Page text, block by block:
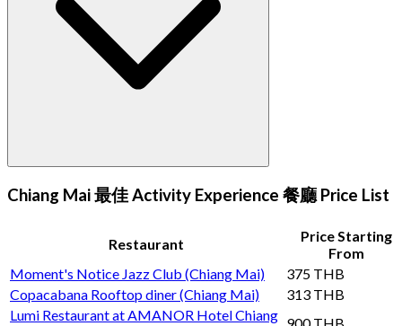
Chiang Mai 最佳 Activity Experience 餐廳 Price List
Restaurant
Price Starting
From
Moment's Notice Jazz Club (Chiang Mai)
375 THB
Copacabana Rooftop diner (Chiang Mai)
313 THB
Lumi Restaurant at AMANOR Hotel Chiang 900 THB